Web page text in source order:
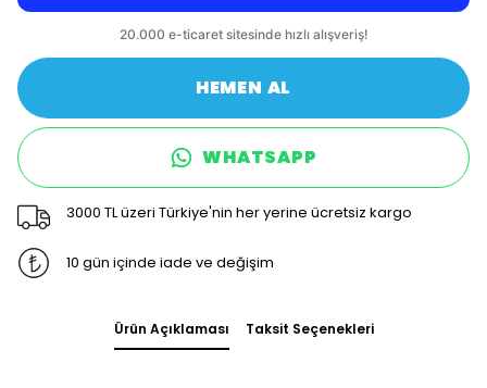
HEMEN AL
WHATSAPP
3000 TL üzeri Türkiye'nin her yerine ücretsiz kargo
10 gün içinde iade ve değişim
Ürün Açıklaması Taksit Seçenekleri